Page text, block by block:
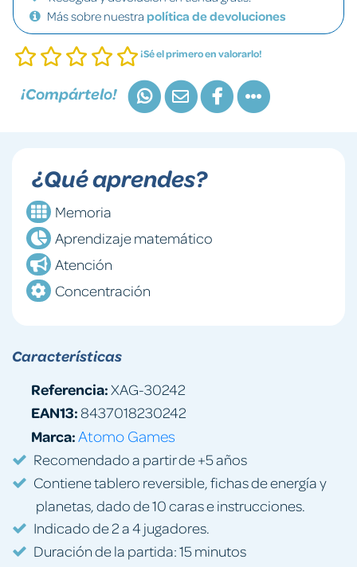
Más sobre nuestra política de devoluciones
¡Sé el primero en valorarlo!
¡Compártelo!
¿Qué aprendes?
Memoria
Aprendizaje matemático
Atención
Concentración
Características
Referencia:XAG-30242
EAN13:8437018230242
Marca: Atomo Games
Recomendado a partir de +5 años
Contiene tablero reversible, fichas de energía y
planetas, dado de 10 caras e instrucciones.
Indicado de 2 a 4 jugadores.
Duración de la partida: 15 minutos